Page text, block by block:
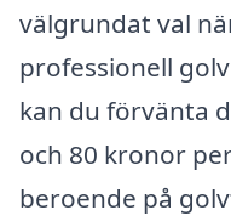
välgrundat val
professionell
kan du förvänta
och 80 kronor
beroende på